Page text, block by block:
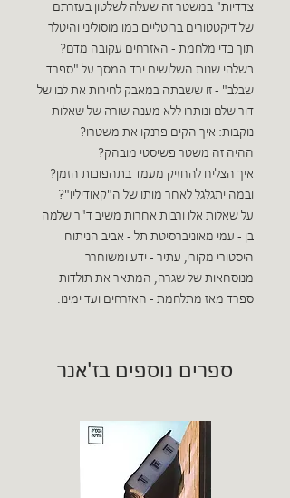
צדדיות" במשטר זה שעלה לשלטון בעזרתם
של דיקטטורים ברוטליים כמו מוסוליני והיטלר
תוך כדי מלחמת - האזרחים עקובה מדם?
בשלהי שנות השלושים ירד המסך על "ספרד
שבלב" - זו ששבתה במאבק לחירות את לבו של
דור שלם ונותרו ללא מענה שורה של שאלות
נוקבות: איך הקים פרנקו את משטרו?
ההיה זה משטר פשיסטי מובהק?
איך הצליח להחזיק מעמד בתהפוכות הזמן?
ובמה יתגלגל לאחר מותו של ה"קאודיליו"?
על שאלות אלו ורבות אחרות משיב ד"ר שלמה
בן - עמי מאוניברסיטת תל - אביב הניתוח
היסטורי מקורי, עתיר - ידע ומשוחרר
מנוסחאות של שגרה, המתאר את תולדות
ספרד מאז מתלחמת - האזרחים ועד ימינו.
ספרים נוספים בז'אנר